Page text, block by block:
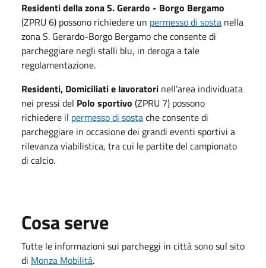
Residenti della zona S. Gerardo - Borgo Bergamo
(ZPRU 6) possono richiedere un permesso di sosta nella
zona S. Gerardo-Borgo Bergamo che consente di
parcheggiare negli stalli blu, in deroga a tale
regolamentazione.
Residenti, Domiciliati e lavoratori nell’area individuata
nei pressi del Polo sportivo (ZPRU 7) possono
richiedere il permesso di sostache consente di
parcheggiare in occasione dei grandi eventi sportivi a
rilevanza viabilistica, tra cui le partite del campionato
di calcio.
Cosa serve
Tutte le informazioni sui parcheggi in città sono sul sito
di Monza Mobilità.